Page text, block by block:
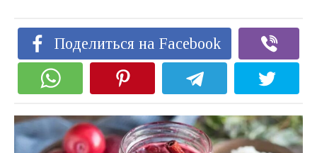
Поделиться на Facebook